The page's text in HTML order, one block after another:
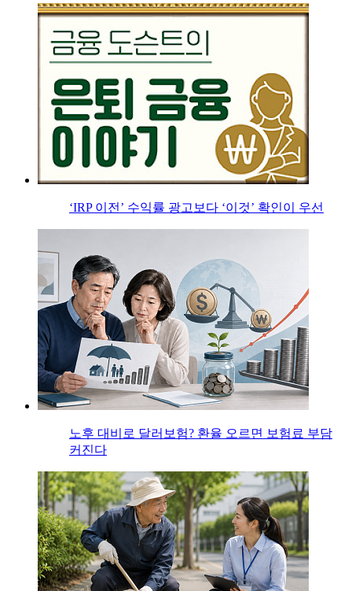
‘IRP 이전’ 수익률 광고보다 ‘이것’ 확인이 우선
노후 대비로 달러보험? 환율 오르면 보험료 부담
커진다